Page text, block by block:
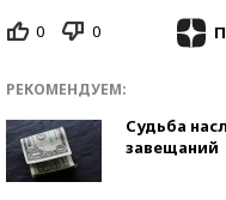
0 0
РЕКОМЕНДУЕМ:
Судьба
завещаний